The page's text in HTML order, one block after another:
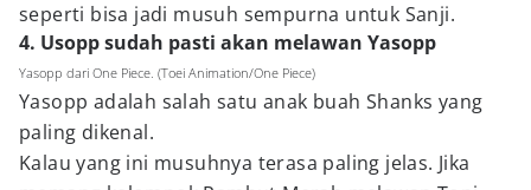
seperti bisa jadi musuh sempurna untuk Sanji.
4. Usopp sudah pasti akan melawan Yasopp
Yasopp dari One Piece. (Toei Animation/One Piece)
Yasopp adalah salah satu anak buah Shanks yang
paling dikenal.
Kalau yang ini musuhnya terasa paling jelas. Jika